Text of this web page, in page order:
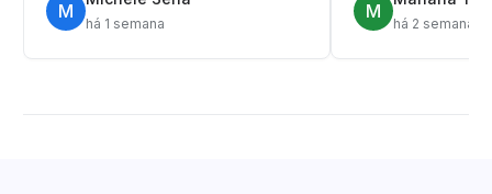
M
há 1 semana
M
há 2 semanas